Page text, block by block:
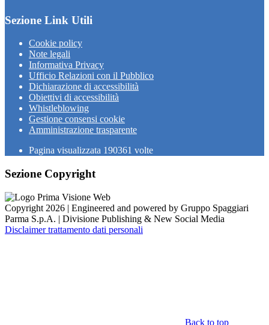
Sezione Link Utili
Cookie policy
Note legali
Informativa Privacy
Ufficio Relazioni con il Pubblico
Dichiarazione di accessibilità
Obiettivi di accessibilità
Whistleblowing
Gestione consensi cookie
Amministrazione trasparente
Pagina visualizzata 190361 volte
Sezione Copyright
Copyright 2026 | Engineered and powered by Gruppo Spaggiari
Parma S.p.A. | Divisione Publishing & New Social Media
Disclaimer trattamento dati personali
Back to top